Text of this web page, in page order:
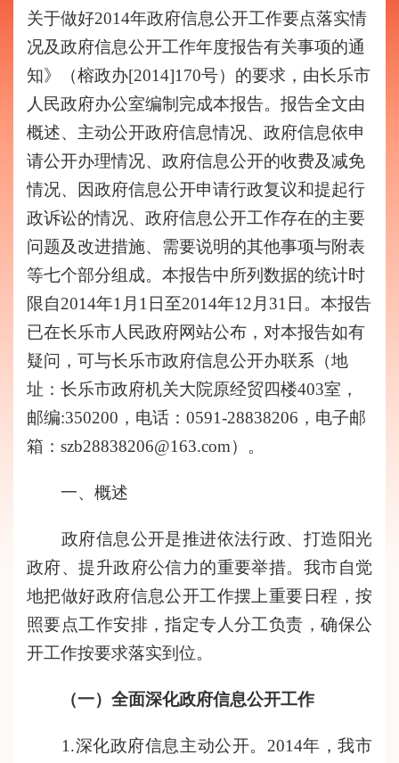
关于做好2014年政府信息公开工作要点落实情
况及政府信息公开工作年度报告有关事项的通
知》（榕政办[2014]170号）的要求，由长乐市
人民政府办公室编制完成本报告。报告全文由
概述、主动公开政府信息情况、政府信息依申
请公开办理情况、政府信息公开的收费及减免
情况、因政府信息公开申请行政复议和提起行
政诉讼的情况、政府信息公开工作存在的主要
问题及改进措施、需要说明的其他事项与附表
等七个部分组成。本报告中所列数据的统计时
限自2014年1月1日至2014年12月31日。本报告
已在长乐市人民政府网站公布，对本报告如有
疑问，可与长乐市政府信息公开办联系（地
址： 长乐市政府机关大院原经贸四楼403室，
邮编:350200，电话：0591-28838206， 电子邮
箱：szb28838206@163.com）。
一、概述
政府信息公开是推进依法行政、打造阳光
政府、提升政府公信力的重要举措。 我市自觉
地把做好政府信息公开工作摆上重要日程，按
照要点工作安排，指定专人分工负责，确保公
开工作按要求落实到位。
（一）全面深化政府信息公开工作
1.深化政府信息主动公开。2014年，我市